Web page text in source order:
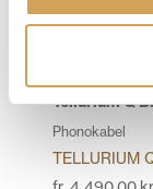
Tellurium Q
Phonokabel
TELLURIUM